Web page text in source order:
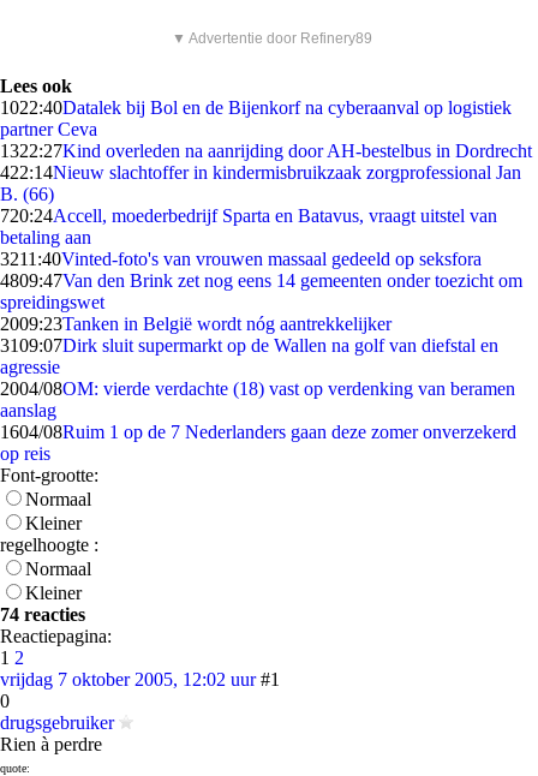
▼ Advertentie door Refinery89
Lees ook
1022:40Datalek bij Bol en de Bijenkorf na cyberaanval op logistiek
partner Ceva
1322:27Kind overleden na aanrijding door AH-bestelbus in Dordrecht
422:14Nieuw slachtoffer in kindermisbruikzaak zorgprofessional Jan
B. (66)
720:24Accell, moederbedrijf Sparta en Batavus, vraagt uitstel van
betaling aan
3211:40Vinted-foto's van vrouwen massaal gedeeld op seksfora
4809:47Van den Brink zet nog eens 14 gemeenten onder toezicht om
spreidingswet
2009:23Tanken in België wordt nóg aantrekkelijker
3109:07Dirk sluit supermarkt op de Wallen na golf van diefstal en
agressie
2004/08OM: vierde verdachte (18) vast op verdenking van beramen
aanslag
1604/08Ruim 1 op de 7 Nederlanders gaan deze zomer onverzekerd
op reis
Font-grootte:
Normaal
Kleiner
regelhoogte :
Normaal
Kleiner
74 reacties
Reactiepagina:
1 2
vrijdag 7 oktober 2005, 12:02 uur #1
0
drugsgebruiker
Rien à perdre
quote: